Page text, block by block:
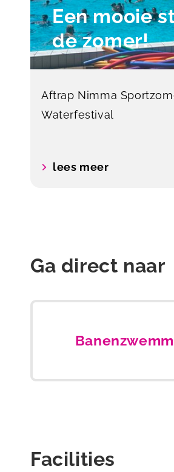
Een mooie
de zomer!
Aftrap Nimma
Waterfestival
lees meer
Ga direct naar
Facilities